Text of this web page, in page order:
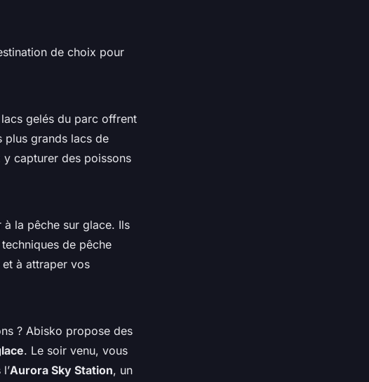
de choix pour
gelés du parc offrent
plus grands lacs de
y capturer des poissons
la pêche sur glace. Ils
de pêche
à attraper vos
? Abisko propose des
. Le soir venu, vous
Aurora Sky Station, un